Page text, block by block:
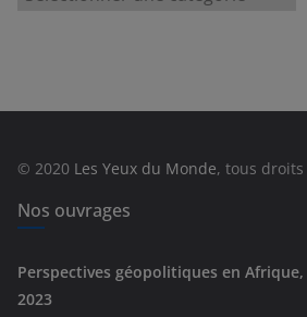
e
s
© 2020 Les Yeux du Monde, tous droits
Nos ouvrages
Perspectives géopolitiques en
2023